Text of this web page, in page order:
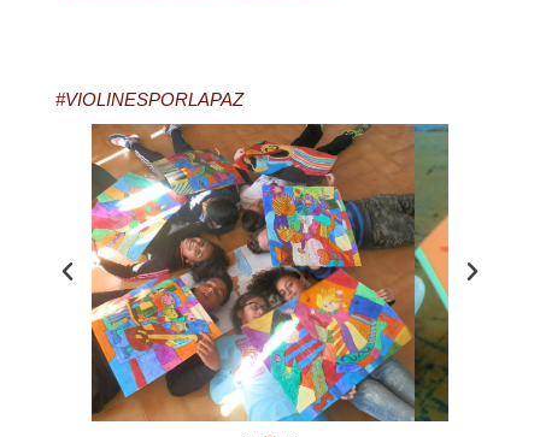
#VIOLINESPORLAPAZ